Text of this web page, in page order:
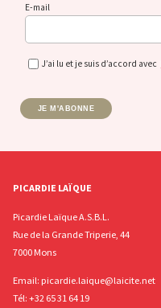
E-mail
J’ai lu et je suis d’accord avec
JE M'ABONNE
PICARDIE LAÏQUE
Picardie Laïque A.S.B.L.
Rue de la Grande Triperie, 44
7000 Mons
Email: picardie.laique@laicite.net
Tél: +32 65 31 64 19